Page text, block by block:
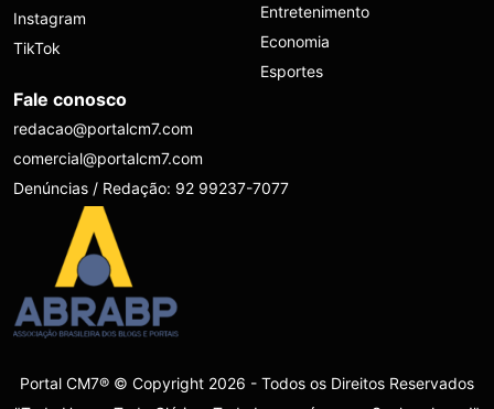
Instagram
TikTok
Entretenimento
Economia
Esportes
Fale conosco
redacao@portalcm7.com
comercial@portalcm7.com
Denúncias / Redação: 92 99237-7077
Portal CM7® © Copyright 2026 - Todos os Direitos Reservados